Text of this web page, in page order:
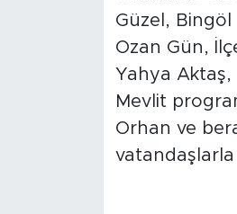
Güzel,
Ozan Gün,
Yahya Aktaş,
Mevlit
Orhan ve